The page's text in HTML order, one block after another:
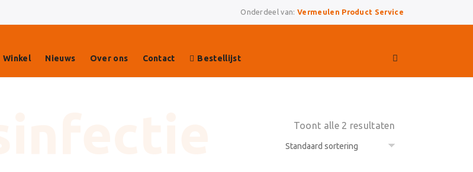
Onderdeel van: Vermeulen Product Service
Winkel Nieuws Over ons Contact Bestellijst
Toont alle 2 resultaten